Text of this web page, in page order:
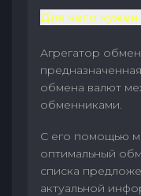
Для чего нужен
Агрегатор
обмена валют
обменниками.
С его помощью
оптимальный
списка
актуальной